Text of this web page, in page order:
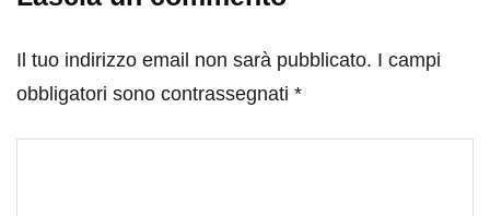
Il tuo indirizzo email non sarà pubblicato. I campi
obbligatori sono contrassegnati *